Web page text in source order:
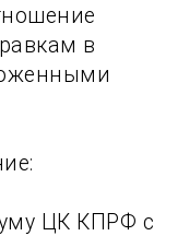
в
ЦК КПРФ с